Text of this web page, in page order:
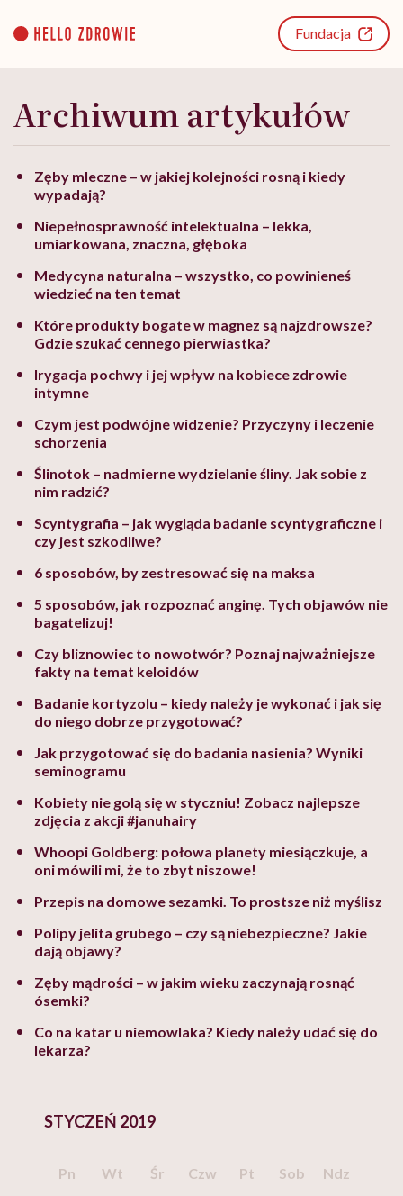
content
Fundacja
Archiwum artykułów
Zęby mleczne – w jakiej kolejności rosną i kiedy
wypadają?
Niepełnosprawność intelektualna – lekka,
umiarkowana, znaczna, głęboka
Medycyna naturalna – wszystko, co powinieneś
wiedzieć na ten temat
Które produkty bogate w magnez są najzdrowsze?
Gdzie szukać cennego pierwiastka?
Irygacja pochwy i jej wpływ na kobiece zdrowie
intymne
Czym jest podwójne widzenie? Przyczyny i leczenie
schorzenia
Ślinotok – nadmierne wydzielanie śliny. Jak sobie z
nim radzić?
Scyntygrafia – jak wygląda badanie scyntygraficzne i
czy jest szkodliwe?
6 sposobów, by zestresować się na maksa
5 sposobów, jak rozpoznać anginę. Tych objawów nie
bagatelizuj!
Czy bliznowiec to nowotwór? Poznaj najważniejsze
fakty na temat keloidów
Badanie kortyzolu – kiedy należy je wykonać i jak się
do niego dobrze przygotować?
Jak przygotować się do badania nasienia? Wyniki
seminogramu
Kobiety nie golą się w styczniu! Zobacz najlepsze
zdjęcia z akcji #januhairy
Whoopi Goldberg: połowa planety miesiączkuje, a
oni mówili mi, że to zbyt niszowe!
Przepis na domowe sezamki. To prostsze niż myślisz
Polipy jelita grubego – czy są niebezpieczne? Jakie
dają objawy?
Zęby mądrości – w jakim wieku zaczynają rosnąć
ósemki?
Co na katar u niemowlaka? Kiedy należy udać się do
lekarza?
STYCZEŃ 2019
Pn Wt Śr Czw Pt Sob
Ndz